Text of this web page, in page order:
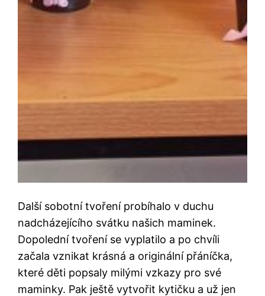
Další sobotní tvoření probíhalo v duchu
nadcházejícího svátku našich maminek.
Dopolední tvoření se vyplatilo a po chvíli
začala vznikat krásná a originální přáníčka,
které děti popsaly milými vzkazy pro své
maminky. Pak ještě vytvořit kytičku a už jen